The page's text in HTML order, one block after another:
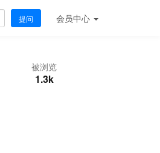
提问 会员中心
被浏览
1.3k